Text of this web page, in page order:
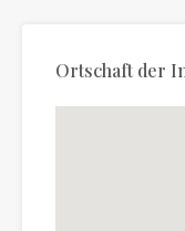
Ortschaft der